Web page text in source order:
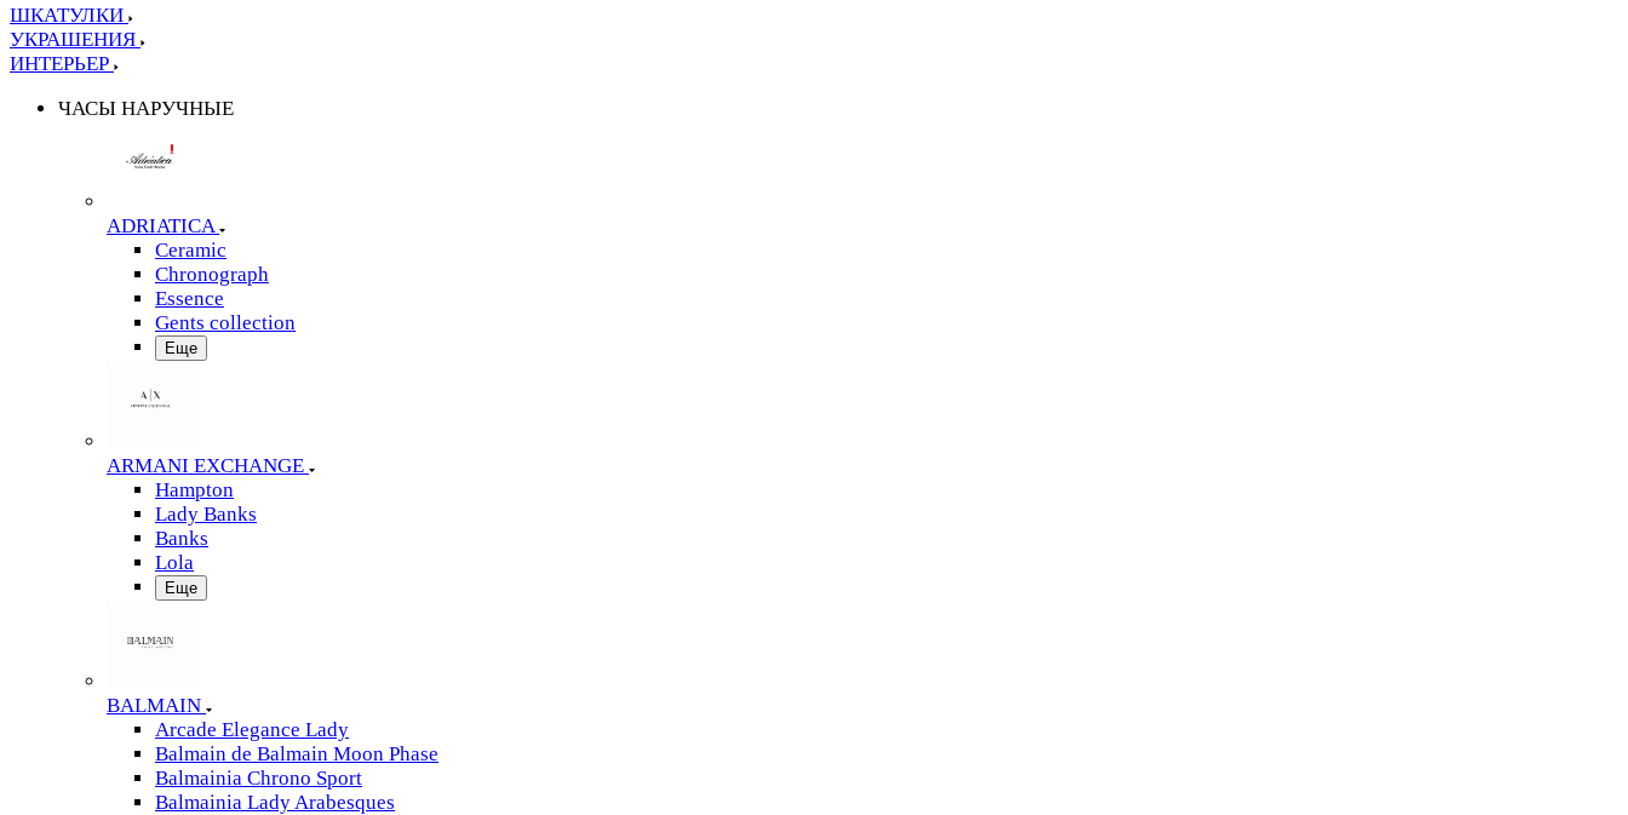
ШКАТУЛКИ
УКРАШЕНИЯ
ИНТЕРЬЕР
ЧАСЫ НАРУЧНЫЕ
ADRIATICA
Ceramic
Chronograph
Essence
Gents collection
Еще
ARMANI EXCHANGE
Hampton
Lady Banks
Banks
Lola
Еще
BALMAIN
Arcade Elegance Lady
Balmain de Balmain Moon Phase
Balmainia Chrono Sport
Balmainia Lady Arabesques